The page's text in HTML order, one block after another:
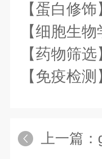
【蛋白修
【细胞生
【药物筛
【免疫检
上一篇：